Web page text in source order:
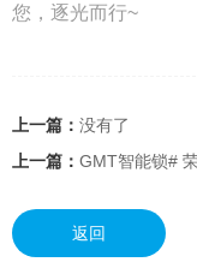
您，逐光而行~
上一篇： 没有了
上一篇： GMT智能锁#
返回